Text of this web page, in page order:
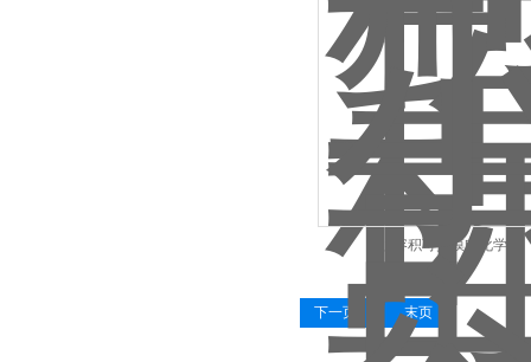
小容积可换膜电化学池
下一页 末页